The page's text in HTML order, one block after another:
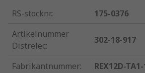
RS-stocknr.:
175-0376
Artikelnummer
Distrelec:
302-18-917
Fabrikantnummer:
REX12D-